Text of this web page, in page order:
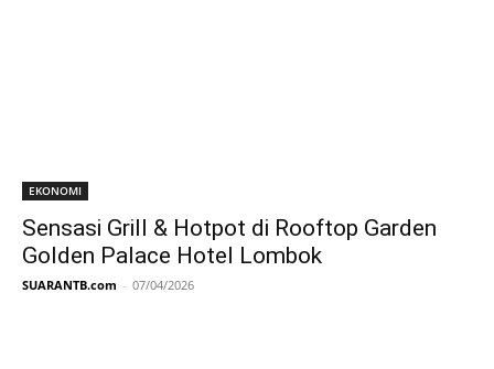
EKONOMI
Sensasi Grill & Hotpot di Rooftop Garden
Golden Palace Hotel Lombok
SUARANTB.com - 07/04/2026